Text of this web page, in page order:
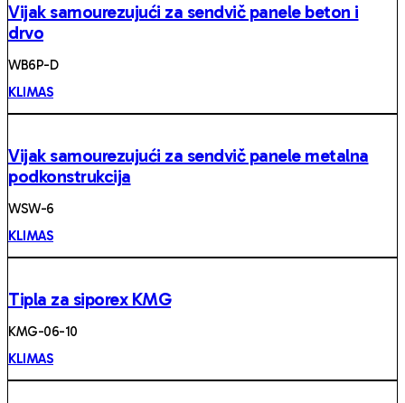
Vijak samourezujući za sendvič panele beton i
drvo
WB6P-D
KLIMAS
Vijak samourezujući za sendvič panele metalna
podkonstrukcija
WSW-6
KLIMAS
Tipla za siporex KMG
KMG-06-10
KLIMAS